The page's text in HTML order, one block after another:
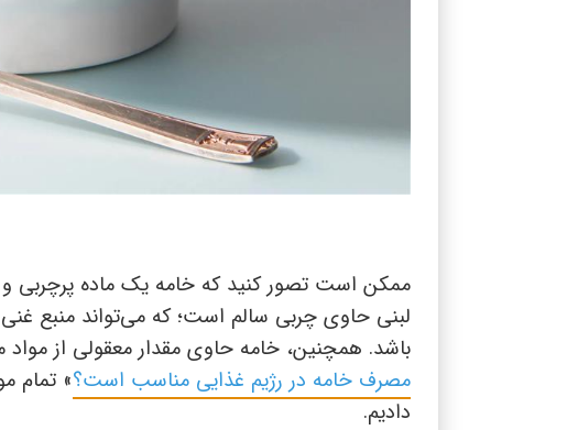
ممکن است تصور کنید که خامه یک ماده پرچربی
لبنی حاوی چربی سالم است؛ که می‌تواند منبع غنی
باشد. همچنین، خامه حاوی مقدار معقولی از مواد
مصرف خامه در رژیم غذایی مناسب است؟» تمام
دادیم.